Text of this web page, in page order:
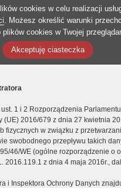
cookies w celu realizacji
. Możesz określić warunki
plików cookies w Twojej
Akceptuję ciasteczka
1 i 2 Rozporządzenia Parlamentu
(UE) 2016/679 z dnia 27 kwietnia
fizycznych w związku z
swobodnego przepływu takich
46/WE (ogólne rozporządzenie o
2016.119.1 z dnia 4 maja 2016r.,
i Inspektora Ochrony Danych